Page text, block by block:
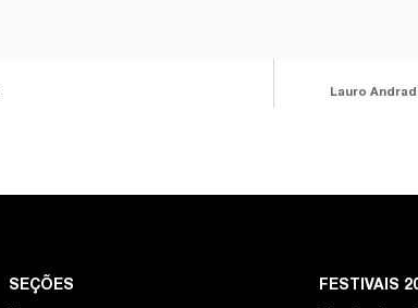
Lauro
SEÇÕES FESTIVAIS